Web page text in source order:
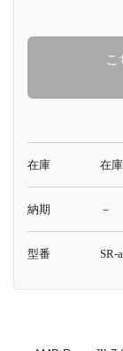
こ
在庫 在
納期 －
型番 SR-